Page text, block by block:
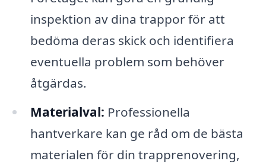
inspektion av dina trappor för att
bedöma deras skick och identifiera
eventuella problem som behöver
åtgärdas.
Materialval: Professionella
hantverkare kan ge råd om de bästa
materialen för din trapprenovering,